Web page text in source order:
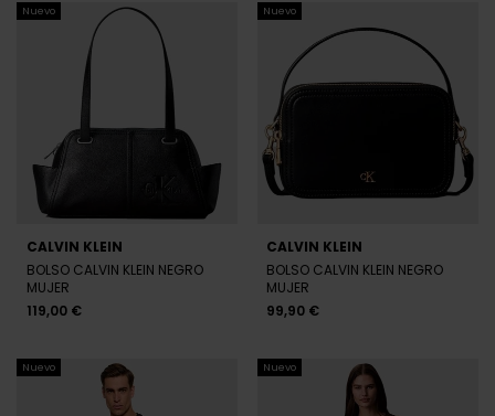
Nuevo
CALVIN KLEIN
BOLSO CALVIN KLEIN NEGRO
MUJER
119,00 €
Nuevo
CALVIN KLEIN
BOLSO CALVIN KLEIN NEGRO
MUJER
99,90 €
Nuevo Nuevo